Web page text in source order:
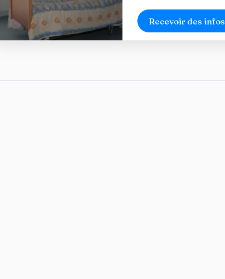
Recevoir des infos